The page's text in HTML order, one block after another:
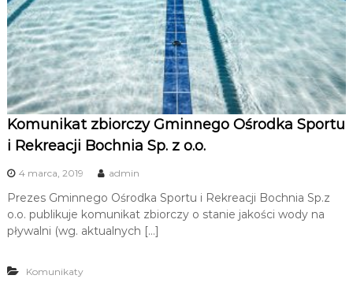
Komunikat zbiorczy Gminnego Ośrodka Sportu
i Rekreacji Bochnia Sp. z o.o.
4 marca, 2019 admin
Prezes Gminnego Ośrodka Sportu i Rekreacji Bochnia Sp.z
o.o. publikuje komunikat zbiorczy o stanie jakości wody na
pływalni (wg. aktualnych […]
Komunikaty